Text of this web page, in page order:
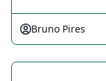
Bruno Pires